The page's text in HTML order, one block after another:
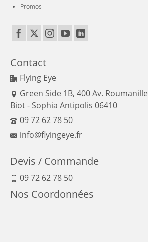
Promos
Contact
Flying Eye
Green Side 1B, 400 Av. Roumanille
Biot - Sophia Antipolis 06410
09 72 62 78 50
info@flyingeye.fr
Devis / Commande
09 72 62 78 50
Nos Coordonnées